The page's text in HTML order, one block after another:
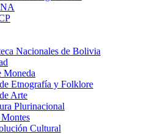
Nacionales de Bolivia
Moneda
Etnografía y Folklore
Arte
Plurinacional
Cultural